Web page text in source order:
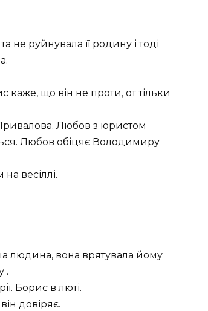
не руйнувала її родину і тоді
що він не проти, от тільки
Любов з юристом
Любов обіцяє Володимиру
весіллі.
людина, вона врятувала йому
.
Борис в люті.
довіряє.